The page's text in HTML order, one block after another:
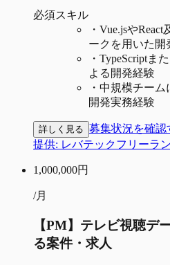
必須スキル
・ Vue.jsやReact
ークを用いた開
・ TypeScriptま
よる開発経験
・ 中規模チーム
開発実務経験
詳しく見る 募集状況を確認
提供: レバテックフリーラ
1,000,000円
/月
【PM】テレビ視聴デ
る案件・求人